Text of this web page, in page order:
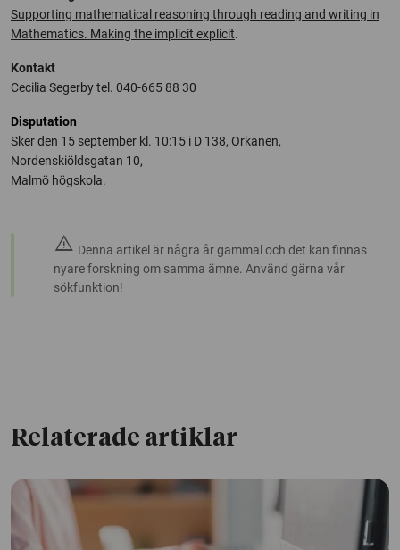
Supporting mathematical reasoning through reading and writing in
Mathematics. Making the implicit explicit.
Kontakt
Cecilia Segerby tel. 040-665 88 30
Disputation
Sker den 15 september kl. 10:15 i D 138, Orkanen,
Nordenskiöldsgatan 10,
Malmö högskola.
warning Denna artikel är några år gammal och det kan finnas
nyare forskning om samma ämne. Använd gärna vår
sökfunktion!
Relaterade artiklar